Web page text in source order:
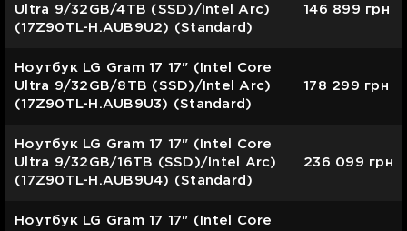
Ultra 9/32GB/4TB (SSD)/Intel Arc)
(17Z90TL-H.AUB9U2) (Standard)
146 899 грн
Ноутбук LG Gram 17 17" (Intel Core
Ultra 9/32GB/8TB (SSD)/Intel Arc)
(17Z90TL-H.AUB9U3) (Standard)
178 299 грн
Ноутбук LG Gram 17 17" (Intel Core
Ultra 9/32GB/16TB (SSD)/Intel Arc)
(17Z90TL-H.AUB9U4) (Standard)
236 099 грн
Ноутбук LG Gram 17 17" (Intel Core